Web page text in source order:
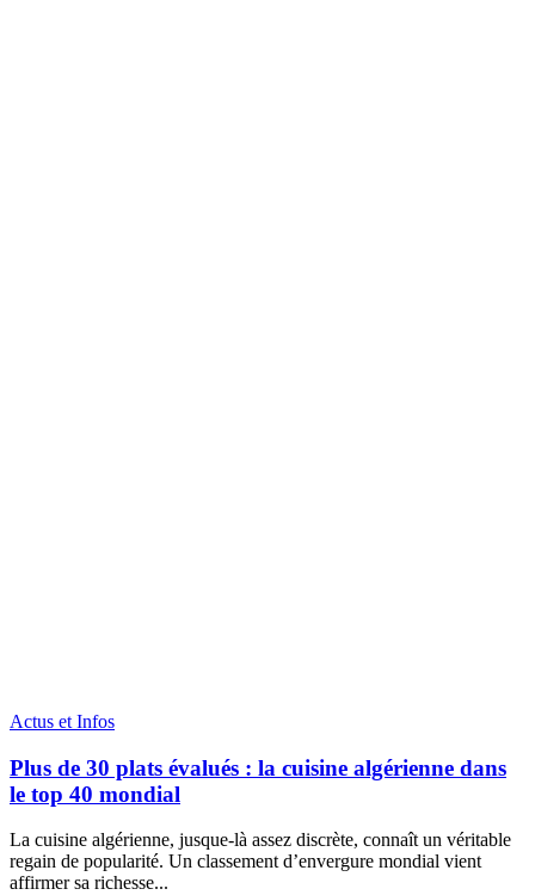
Actus et Infos
Plus de 30 plats évalués : la cuisine algérienne dans
le top 40 mondial
La cuisine algérienne, jusque-là assez discrète, connaît un véritable
regain de popularité. Un classement d’envergure mondial vient
affirmer sa richesse...